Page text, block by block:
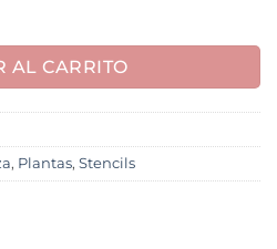
AL CARRITO
, Plantas, Stencils